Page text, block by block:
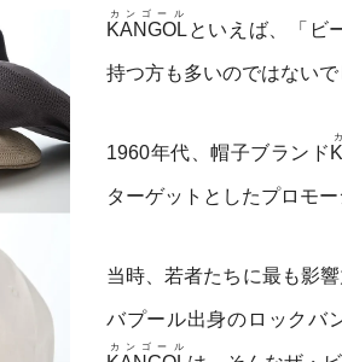
KANGOL
カンゴール
といえば、「ビ
持つ方も多いのではないで
1960年代、帽子ブランド
ターゲットとしたプロモ
当時、若者たちに最も影
バプール出身のロックバ
カンゴール